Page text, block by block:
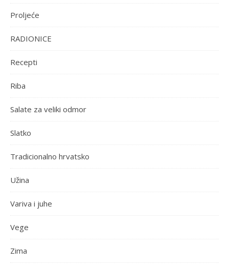
Proljeće
RADIONICE
Recepti
Riba
Salate za veliki odmor
Slatko
Tradicionalno hrvatsko
Užina
Variva i juhe
Vege
Zima